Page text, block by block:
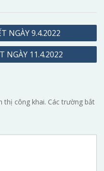
NGÀY 9.4.2022
NGÀY 11.4.2022
thị công khai. Các trường bắt